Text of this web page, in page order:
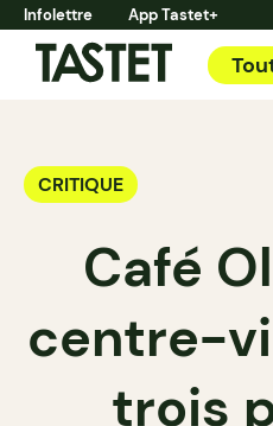
Infolettre App Tastet+
CRITIQUE
Café
centre-
trois